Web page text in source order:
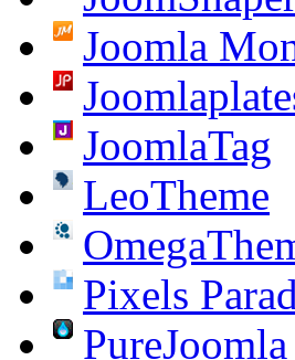
Joomla
JoomlaTag
LeoTheme
Pixels
PureJoomla